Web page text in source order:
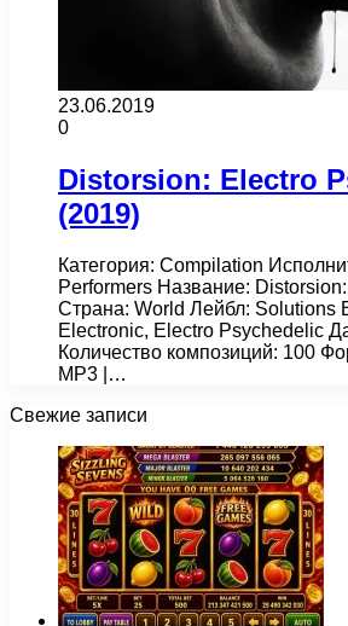
23.06.2019
0
Distorsion: Electro
(2019)
Категория: Compilation
Performers Название:
Страна: World Лейбл: Solutions
Electronic, Electro Psychedelic
Количество композиций: 100
MP3 |…
Свежие записи